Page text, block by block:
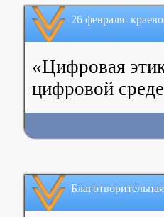
26 февраля-
«Цифровая
цифровой